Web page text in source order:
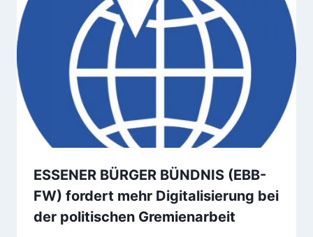
ESSENER BÜRGER BÜNDNIS (EBB-
FW) fordert mehr Digitalisierung bei
der politischen Gremienarbeit